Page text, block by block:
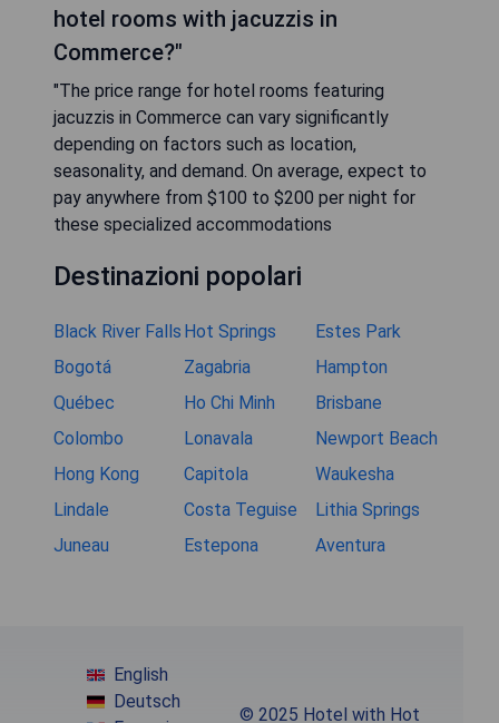
hotel rooms with jacuzzis in
Commerce?"
"The price range for hotel rooms featuring
jacuzzis in Commerce can vary significantly
depending on factors such as location,
seasonality, and demand. On average, expect to
pay anywhere from $100 to $200 per night for
these specialized accommodations
Destinazioni popolari
Black River Falls Hot Springs
Estes Park
Bogotá
Zagabria
Hampton
Québec
Ho Chi Minh
Brisbane
Colombo
Lonavala
Newport Beach
Hong Kong
Capitola
Waukesha
Lindale
Costa Teguise
Lithia Springs
Juneau
Estepona Aventura
English
Deutsch
© 2025 Hotel with Hot